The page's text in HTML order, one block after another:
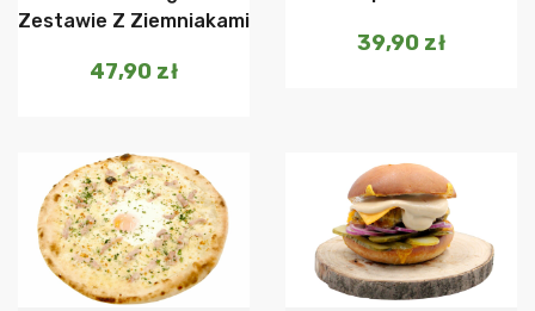
Zestawie Z Ziemniakami
47,90 zł
39,90 zł